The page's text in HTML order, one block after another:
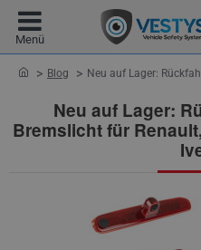
Neu auf Lager:
Bremslicht für
homeBlog Neu auf Lager: